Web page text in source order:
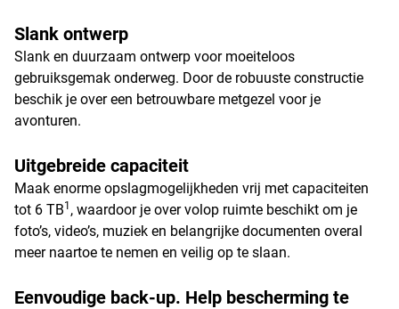
Slank ontwerp
Slank en duurzaam ontwerp voor moeiteloos
gebruiksgemak onderweg. Door de robuuste constructie
beschik je over een betrouwbare metgezel voor je
avonturen.
Uitgebreide capaciteit
Maak enorme opslagmogelijkheden vrij met capaciteiten
tot 6 TB1 , waardoor je over volop ruimte beschikt om je
foto’s, video’s, muziek en belangrijke documenten overal
meer naartoe te nemen en veilig op te slaan.
Eenvoudige back-up. Help bescherming te